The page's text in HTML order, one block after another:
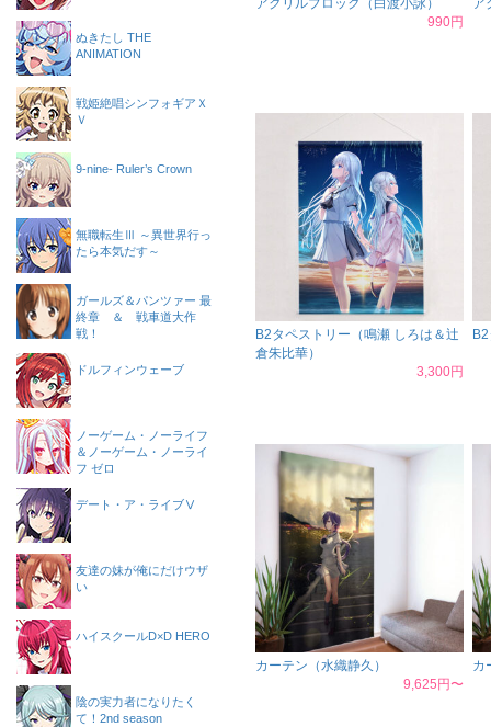
アクリルブロック（白渡小詠）
990円
ア
B2タペストリー（鳴瀬 しろは＆辻
倉朱比華）
3,300円
カーテン（水織静久）
9,625円〜
カ
ぬきたし THE
ANIMATION
戦姫絶唱シンフォギアＸ
Ｖ
9-nine- Ruler’s Crown
無職転生Ⅲ ～異世界行っ
たら本気だす～
ガールズ＆パンツァー 最
終章 ＆ 戦車道大作
戦！
ドルフィンウェーブ
ノーゲーム・ノーライフ
＆ノーゲーム・ノーライ
フ ゼロ
デート・ア・ライブⅤ
友達の妹が俺にだけウザ
い
ハイスクールD×D HERO
陰の実力者になりたく
て！2nd season